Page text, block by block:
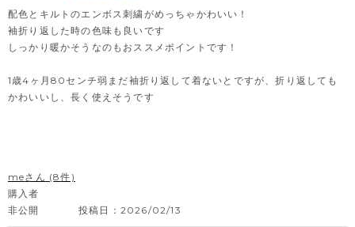
配色とキルトのエンボス刺繍がめっちゃかわいい！
袖折り返した時の色味も良いです
しっかり暖かそうなのもおススメポイントです！
1歳4ヶ月80センチ弱まだ袖折り返して着ないとですが、折り返しても
かわいいし、長く使えそうです
me
8
購入者
非公開
投稿日 2026/02/13